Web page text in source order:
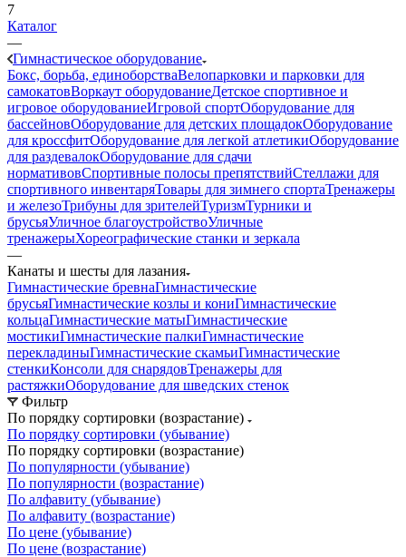
7
Каталог
—
Гимнастическое оборудование
Бокс, борьба, единоборстваВелопарковки и парковки для
самокатовВоркаут оборудованиеДетское спортивное и
игровое оборудованиеИгровой спортОборудование для
бассейновОборудование для детских площадокОборудование
для кроссфитОборудование для легкой атлетикиОборудование
для раздевалокОборудование для сдачи
нормативовСпортивные полосы препятствийСтеллажи для
спортивного инвентаряТовары для зимнего спортаТренажеры
и железоТрибуны для зрителейТуризмТурники и
брусьяУличное благоустройствоУличные
тренажерыХореографические станки и зеркала
—
Канаты и шесты для лазания
Гимнастические бревнаГимнастические
брусьяГимнастические козлы и кониГимнастические
кольцаГимнастические матыГимнастические
мостикиГимнастические палкиГимнастические
перекладиныГимнастические скамьиГимнастические
стенкиКонсоли для снарядовТренажеры для
растяжкиОборудование для шведских стенок
Фильтр
По порядку сортировки (возрастание)
По порядку сортировки (убывание)
По порядку сортировки (возрастание)
По популярности (убывание)
По популярности (возрастание)
По алфавиту (убывание)
По алфавиту (возрастание)
По цене (убывание)
По цене (возрастание)